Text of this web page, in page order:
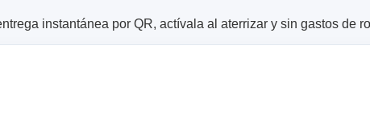
instantánea por QR, actívala al aterrizar y sin gastos de